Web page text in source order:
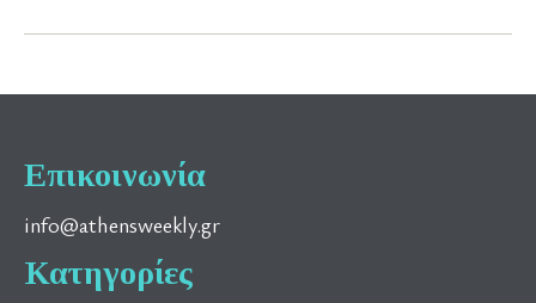
Επικοινωνία
info@athensweekly.gr
Κατηγορίες